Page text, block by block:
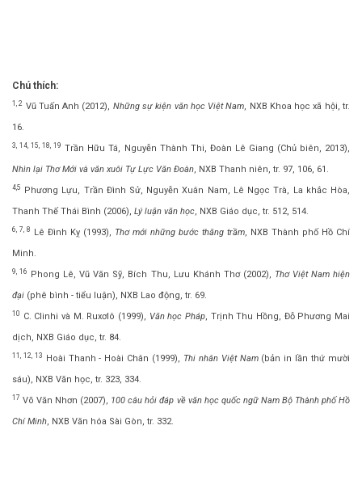
Chú thích:
1, 2 Vũ Tuấn Anh (2012), Những sự kiện văn học Việt Nam, NXB Khoa học xã hội, tr.
16.
3, 14, 15, 18, 19 Trần Hữu Tá, Nguyễn Thành Thi, Đoàn Lê Giang (Chủ biên, 2013),
Nhìn lại Thơ Mới và văn xuôi Tự Lực Văn Đoàn, NXB Thanh niên, tr. 97, 106, 61.
4,5 Phương Lựu, Trần Đình Sử, Nguyễn Xuân Nam, Lê Ngọc Trà, La khắc Hòa,
Thanh Thế Thái Bình (2006), Lý luận văn học, NXB Giáo dục, tr. 512, 514.
6, 7, 8 Lê Đình Kỵ (1993), Thơ mới những bước thăng trầm, NXB Thành phố Hồ Chí
Minh.
9, 16 Phong Lê, Vũ Văn Sỹ, Bích Thu, Lưu Khánh Thơ (2002), Thơ Việt Nam hiện
đại (phê bình - tiểu luận), NXB Lao động, tr. 69.
10 C. Clinhi và M. Ruxơlô (1999), Văn học Pháp, Trịnh Thu Hồng, Đỗ Phương Mai
dịch, NXB Giáo dục, tr. 84.
11, 12, 13 Hoài Thanh - Hoài Chân (1999), Thi nhân Việt Nam(bản in lần thứ mười
sáu), NXB Văn học, tr. 323, 334.
17 Võ Văn Nhơn (2007), 100 câu hỏi đáp về văn học quốc ngữ Nam Bộ Thành phố Hồ
Chí Minh, NXB Văn hóa Sài Gòn, tr. 332.